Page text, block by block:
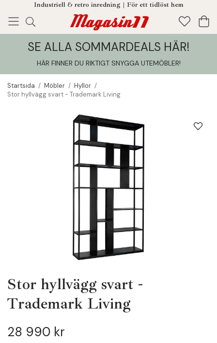
Industriell & retro inredning | För ett tidlöst hem
Enjoy! Tillagt i din varukorg
SE ALLA SOMMARDEALS HÄR!
HÄR FINNER DU RIKTIGT SNYGGA UTEMÖBLER!
Startsida / Möbler / Hyllor /
Stor hyllvägg svart - Trademark Living
Stor hyllvägg svart -
Trademark Living
28 990 kr